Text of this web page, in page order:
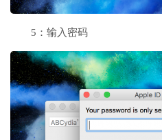
5：输入密码